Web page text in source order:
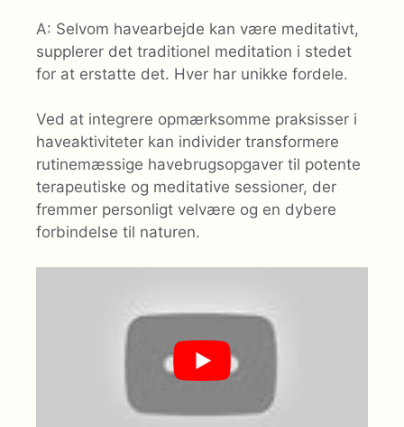
A: Selvom havearbejde kan være meditativt,
supplerer det traditionel meditation i stedet
for at erstatte det. Hver har unikke fordele.
Ved at integrere opmærksomme praksisser i
haveaktiviteter kan individer transformere
rutinemæssige havebrugsopgaver til potente
terapeutiske og meditative sessioner, der
fremmer personligt velvære og en dybere
forbindelse til naturen.